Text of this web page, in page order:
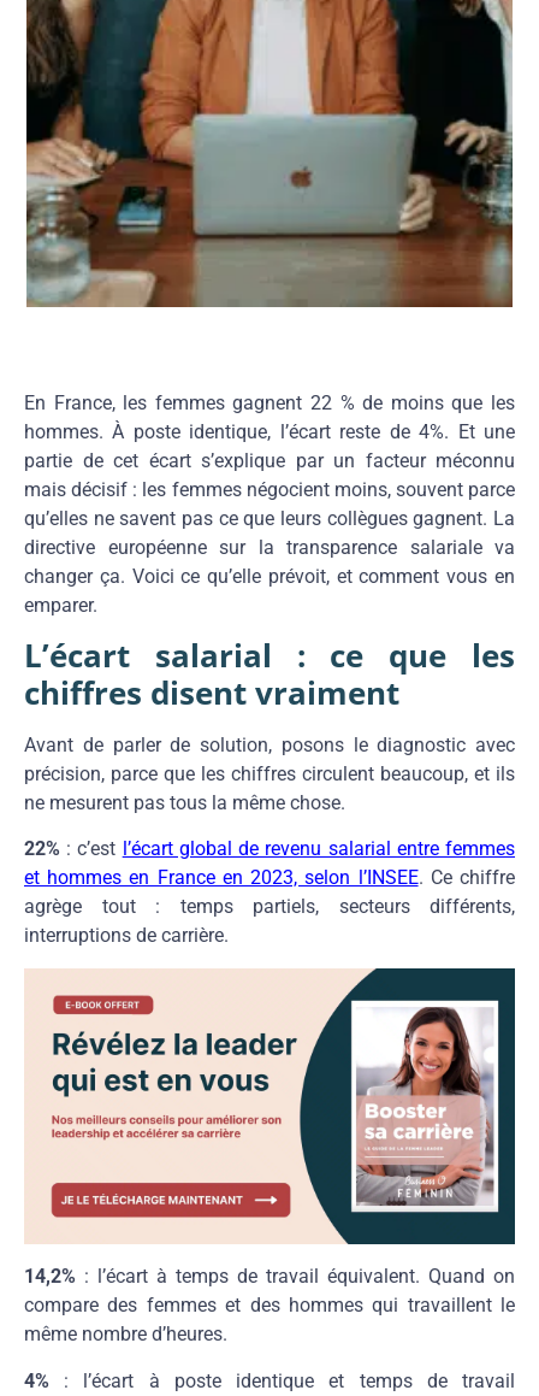
En France, les femmes gagnent 22 % de moins que les
hommes. À poste identique, l’écart reste de 4%. Et une
partie de cet écart s’explique par un facteur méconnu
mais décisif : les femmes négocient moins, souvent parce
qu’elles ne savent pas ce que leurs collègues gagnent. La
directive européenne sur la transparence salariale va
changer ça. Voici ce qu’elle prévoit, et comment vous en
emparer.
L’écart salarial : ce que les
chiffres disent vraiment
Avant de parler de solution, posons le diagnostic avec
précision, parce que les chiffres circulent beaucoup, et ils
ne mesurent pas tous la même chose.
22% : c’est l’écart global de revenu salarial entre femmes
et hommes en France en 2023, selon l’INSEE. Ce chiffre
agrège tout : temps partiels, secteurs différents,
interruptions de carrière.
14,2% : l’écart à temps de travail équivalent. Quand on
compare des femmes et des hommes qui travaillent le
même nombre d’heures.
4% : l’écart à poste identique et temps de travail